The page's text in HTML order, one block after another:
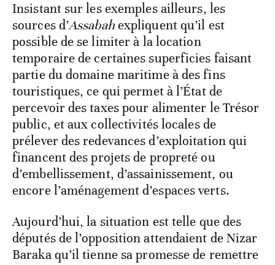
Insistant sur les exemples ailleurs, les
sources d’Assabahexpliquent qu’il est
possible de se limiter à la location
temporaire de certaines superficies faisant
partie du domaine maritime à des fins
touristiques, ce qui permet à l’État de
percevoir des taxes pour alimenter le Trésor
public, et aux collectivités locales de
prélever des redevances d’exploitation qui
financent des projets de propreté ou
d’embellissement, d’assainissement, ou
encore l’aménagement d’espaces verts.
Aujourd’hui, la situation est telle que des
députés de l’opposition attendaient de Nizar
Baraka qu’il tienne sa promesse de remettre